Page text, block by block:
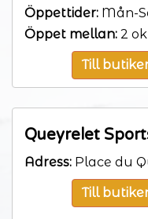
Öppettider: Mån-
Öppet mellan: 2
Till
Queyrelet
Adress: Place du
Till